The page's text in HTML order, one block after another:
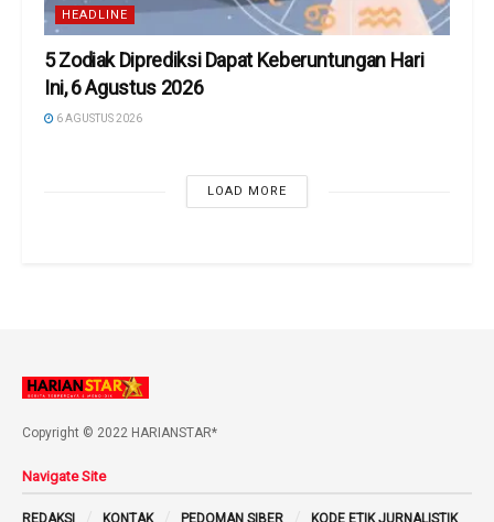
HEADLINE
5 Zodiak Diprediksi Dapat Keberuntungan Hari
Ini, 6 Agustus 2026
6 AGUSTUS 2026
LOAD MORE
Copyright © 2022 HARIANSTAR*
Navigate Site
REDAKSI KONTAK PEDOMAN SIBER KODE ETIK JURNALISTIK